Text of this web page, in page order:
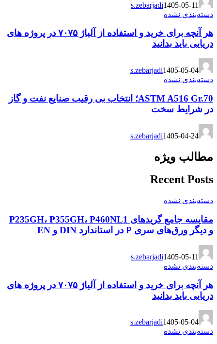
s.zebarjadi1405-05-11
دسته‌بندی نشده
هر آنچه برای خرید و استفاده از آلیاژ ۷۰۷۵ در پروژه های
دریایی باید بدانید
s.zebarjadi1405-05-04
دسته‌بندی نشده
ASTM A516 Gr.70؛ انتخاب بی رقیب صنایع نفت و گاز
در شرایط سخت
s.zebarjadi1405-04-24
مطالب ویژه
Recent Posts
دسته‌بندی نشده
مقایسه جامع گریدهای P235GH، P355GH، P460NL1
و دیگر ورق‌های سری P در استاندارد DIN و EN
s.zebarjadi1405-05-11
دسته‌بندی نشده
هر آنچه برای خرید و استفاده از آلیاژ ۷۰۷۵ در پروژه های
دریایی باید بدانید
s.zebarjadi1405-05-04
دسته‌بندی نشده